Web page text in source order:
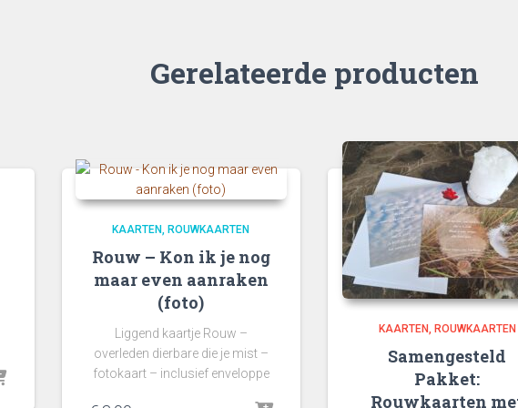
Gerelateerde producten
KAARTEN ROUWKAARTEN
Rouw – Kon ik je nog
maar even aanraken
(foto)
Liggend kaartje Rouw –
overleden dierbare die je mist –
fotokaart – inclusief enveloppe
KAARTEN ROUWKAARTEN
Samengesteld
Pakket:
Rouwkaarten